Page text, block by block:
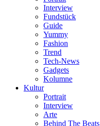
Interview
Fundstück
Guide
Yummy
Fashion
Trend
Tech-News
Gadgets
Kolumne
Kultur
Portrait
Interview
Arte
Behind The Beats